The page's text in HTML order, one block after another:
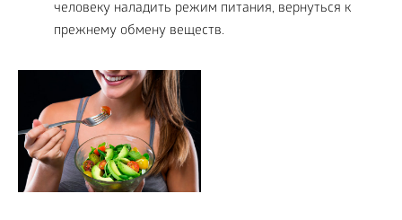
человеку наладить режим питания, вернуться к
прежнему обмену веществ.